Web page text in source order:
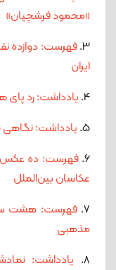
«محمود فرشچیان»
3. فهرست: دوازده
ایران
4. یادداشت: رد پای
5. یادداشت: نگاهی
6. فهرست: ده عکس
عکاسان بین‌الملل
7. فهرست: هشت
مذهبی
8.
یادداشت: